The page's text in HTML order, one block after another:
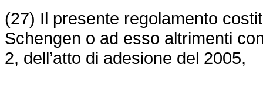
(27) Il presente regolamento
Schengen o ad esso altrimenti
2, dell’atto di adesione del 2005,